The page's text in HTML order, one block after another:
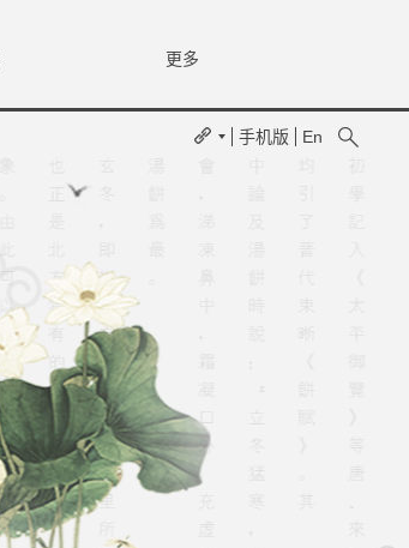
更多
手机版 En